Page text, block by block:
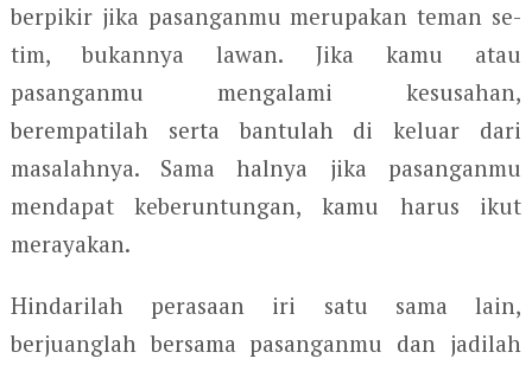
berpikir jika pasanganmu merupakan teman se-
tim, bukannya lawan. Jika kamu atau
pasanganmu mengalami kesusahan,
berempatilah serta bantulah di keluar dari
masalahnya. Sama halnya jika pasanganmu
mendapat keberuntungan, kamu harus ikut
merayakan.
Hindarilah perasaan iri satu sama lain,
berjuanglah bersama pasanganmu dan jadilah